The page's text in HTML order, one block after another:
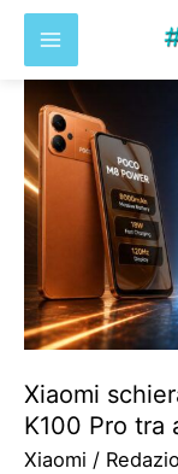
contenuto
Xiaomi
K100 Pro tra
Xiaomi /